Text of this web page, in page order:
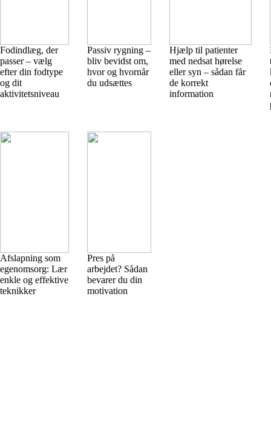
Fodindlæg, der
passer – vælg
efter din fodtype
og dit
aktivitetsniveau
Passiv rygning –
bliv bevidst om,
hvor og hvornår
du udsættes
Hjælp til patienter
med nedsat hørelse
eller syn – sådan får
de korrekt
information
Afslapning som
egenomsorg: Lær
enkle og effektive
teknikker
Pres på
arbejdet? Sådan
bevarer du din
motivation